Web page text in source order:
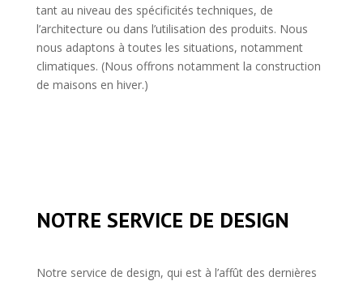
tant au niveau des spécificités techniques, de
l’architecture ou dans l’utilisation des produits. Nous
nous adaptons à toutes les situations, notamment
climatiques. (Nous offrons notamment la construction
de maisons en hiver.)
NOTRE SERVICE DE DESIGN
Notre service de design, qui est à l’affût des dernières